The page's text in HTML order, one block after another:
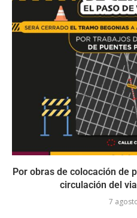
Por obras de colocación de
circulación del
7